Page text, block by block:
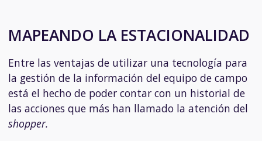
MAPEANDO LA ESTACIONALIDAD
Entre las ventajas de utilizar una tecnología para
la gestión de la información del equipo de campo
está el hecho de poder contar con un historial de
las acciones que más han llamado la atención del
shopper.